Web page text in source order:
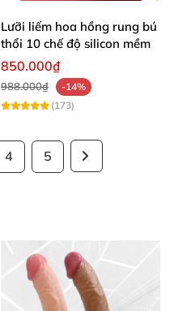
Lưỡi liếm hoa hồng rung bú
thổi 10 chế độ silicon mềm
850.000₫
988.000₫
-14%
(173)
4 5